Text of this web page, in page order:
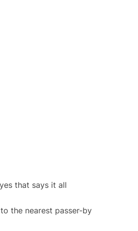
that says it all
the nearest passer-by